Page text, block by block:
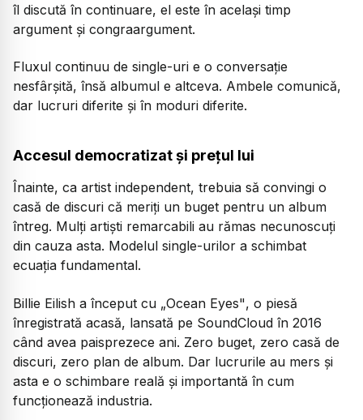
îl discută în continuare, el este în același timp
argument și congraargument.
Fluxul continuu de single-uri e o conversație
nesfârșită, însă albumul e altceva. Ambele comunică,
dar lucruri diferite și în moduri diferite.
Accesul democratizat și prețul lui
Înainte, ca artist independent, trebuia să convingi o
casă de discuri că meriți un buget pentru un album
întreg. Mulți artiști remarcabili au rămas necunoscuți
din cauza asta. Modelul single-urilor a schimbat
ecuația fundamental.
Billie Eilish a început cu „Ocean Eyes", o piesă
înregistrată acasă, lansată pe SoundCloud în 2016
când avea paisprezece ani. Zero buget, zero casă de
discuri, zero plan de album. Dar lucrurile au mers și
asta e o schimbare reală și importantă în cum
funcționează industria.